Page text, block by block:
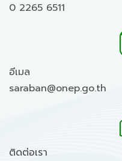
0 2265 6511
อีเมล
saraban@onep.go.th
ติดต่อเรา